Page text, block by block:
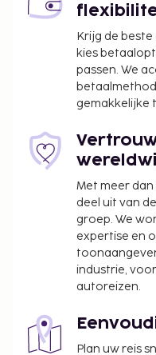
Krijg de
kies
passen. We
gemakkelijke
Met meer
deel uit van
groep. We
expertise en
industrie,
autoreizen.
Plan uw reis